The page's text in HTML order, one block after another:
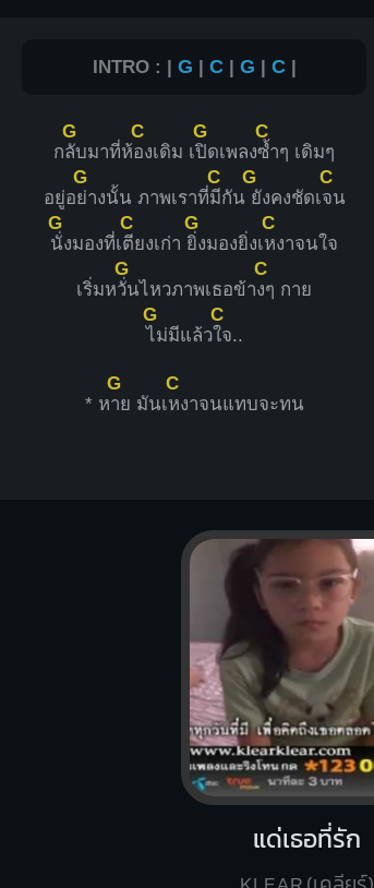
INTRO : | G | C | G | C |
ก
G
ลับมาที่ห้
C
องเดิม เ
G
ปิดเพลง
C
ซ้ำๆ เดิมๆ
อยู่อ
G
ย่างนั้น ภาพเราที่
C
มีกัน
G
ยังคงชัดเ
C
จน
G
นั่งมองที่เ
C
ตียงเก่า
G
ยิ่งมองยิ่งเ
C
หงาจนใจ
เริ่มห
G
วั่นไหวภาพเธอข้า
C
งๆ กาย
G
ไม่มีแล้ว
C
ใจ..
* ห
G
าย มันเ
C
หงาจนแทบจะทน
แด่เธอที่รัก